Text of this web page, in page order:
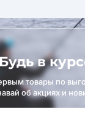
Будь в
товары по
об акциях и